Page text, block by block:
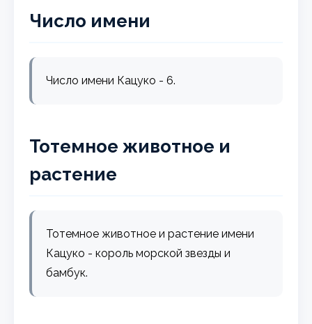
Число имени
Число имени Кацуко - 6.
Тотемное животное и
растение
Тотемное животное и растение имени
Кацуко - король морской звезды и
бамбук.